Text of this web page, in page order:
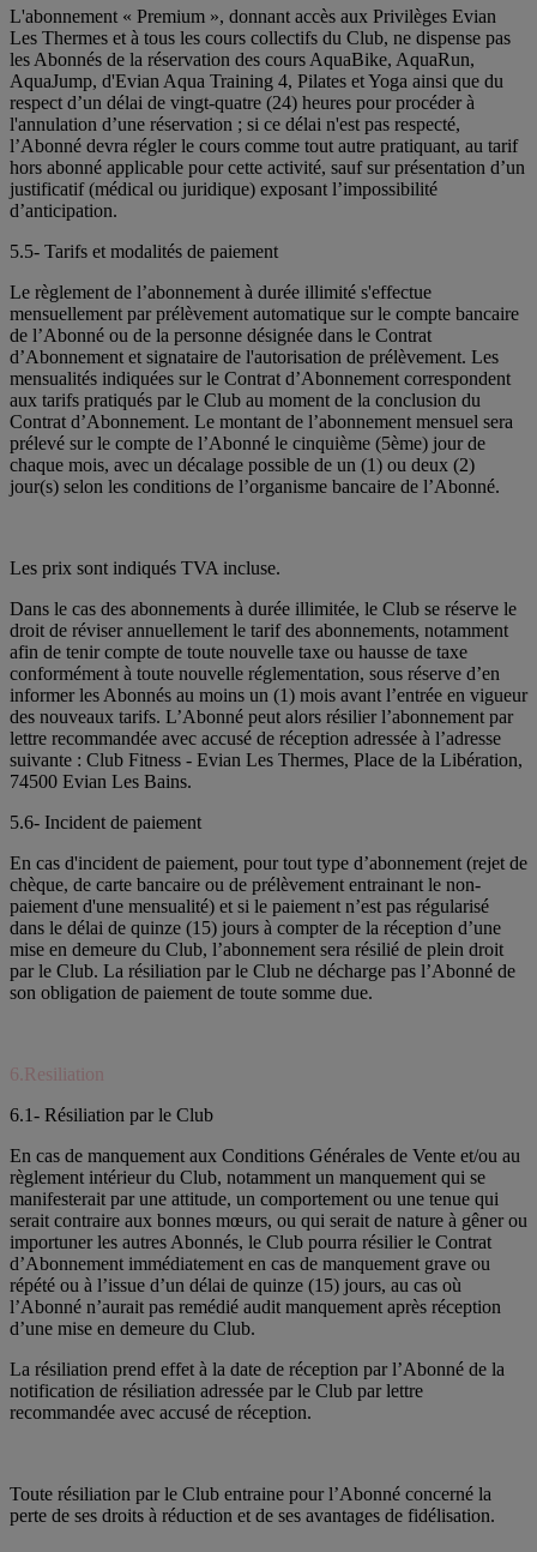
L'abonnement « Premium », donnant accès aux Privilèges Evian
Les Thermes et à tous les cours collectifs du Club, ne dispense pas
les Abonnés de la réservation des cours AquaBike, AquaRun,
AquaJump, d'Evian Aqua Training 4, Pilates et Yoga ainsi que du
respect d’un délai de vingt-quatre (24) heures pour procéder à
l'annulation d’une réservation ; si ce délai n'est pas respecté,
l’Abonné devra régler le cours comme tout autre pratiquant, au tarif
hors abonné applicable pour cette activité, sauf sur présentation d’un
justificatif (médical ou juridique) exposant l’impossibilité
d’anticipation.
5.5- Tarifs et modalités de paiement
Le règlement de l’abonnement à durée illimité s'effectue
mensuellement par prélèvement automatique sur le compte bancaire
de l’Abonné ou de la personne désignée dans le Contrat
d’Abonnement et signataire de l'autorisation de prélèvement. Les
mensualités indiquées sur le Contrat d’Abonnement correspondent
aux tarifs pratiqués par le Club au moment de la conclusion du
Contrat d’Abonnement. Le montant de l’abonnement mensuel sera
prélevé sur le compte de l’Abonné le cinquième (5ème) jour de
chaque mois, avec un décalage possible de un (1) ou deux (2)
jour(s) selon les conditions de l’organisme bancaire de l’Abonné.
Les prix sont indiqués TVA incluse.
Dans le cas des abonnements à durée illimitée, le Club se réserve le
droit de réviser annuellement le tarif des abonnements, notamment
afin de tenir compte de toute nouvelle taxe ou hausse de taxe
conformément à toute nouvelle réglementation, sous réserve d’en
informer les Abonnés au moins un (1) mois avant l’entrée en vigueur
des nouveaux tarifs. L’Abonné peut alors résilier l’abonnement par
lettre recommandée avec accusé de réception adressée à l’adresse
suivante : Club Fitness - Evian Les Thermes, Place de la Libération,
74500 Evian Les Bains.
5.6- Incident de paiement
En cas d'incident de paiement, pour tout type d’abonnement (rejet de
chèque, de carte bancaire ou de prélèvement entrainant le non-
paiement d'une mensualité) et si le paiement n’est pas régularisé
dans le délai de quinze (15) jours à compter de la réception d’une
mise en demeure du Club, l’abonnement sera résilié de plein droit
par le Club. La résiliation par le Club ne décharge pas l’Abonné de
son obligation de paiement de toute somme due.
6.Resiliation
6.1- Résiliation par le Club
En cas de manquement aux Conditions Générales de Vente et/ou au
règlement intérieur du Club, notamment un manquement qui se
manifesterait par une attitude, un comportement ou une tenue qui
serait contraire aux bonnes mœurs, ou qui serait de nature à gêner ou
importuner les autres Abonnés, le Club pourra résilier le Contrat
d’Abonnement immédiatement en cas de manquement grave ou
répété ou à l’issue d’un délai de quinze (15) jours, au cas où
l’Abonné n’aurait pas remédié audit manquement après réception
d’une mise en demeure du Club.
La résiliation prend effet à la date de réception par l’Abonné de la
notification de résiliation adressée par le Club par lettre
recommandée avec accusé de réception.
Toute résiliation par le Club entraine pour l’Abonné concerné la
perte de ses droits à réduction et de ses avantages de fidélisation.